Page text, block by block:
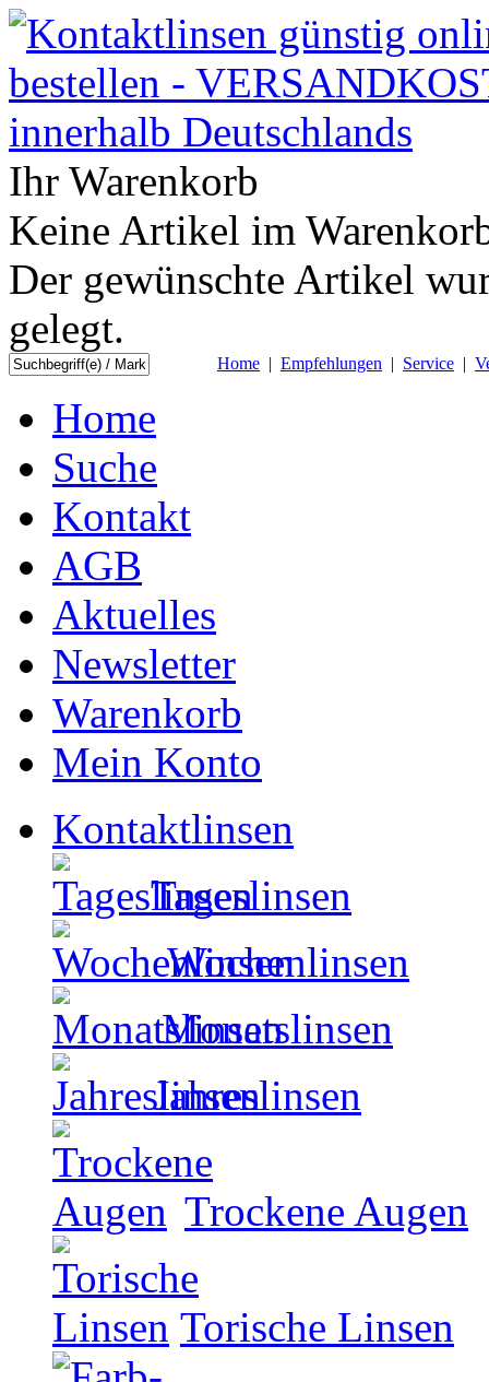
Ihr Warenkorb
Keine Artikel im
Der gewünschte Artikel
gelegt.
Home | Empfehlungen | Service |
Home
Suche
Kontakt
AGB
Aktuelles
Newsletter
Warenkorb
Mein Konto
Kontaktlinsen
Tageslinsen
Wochenlinsen
Monatslinsen
Jahreslinsen
Trockene Augen
Torische Linsen